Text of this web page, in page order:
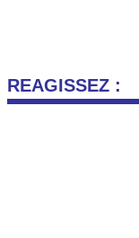
REAGISSEZ :